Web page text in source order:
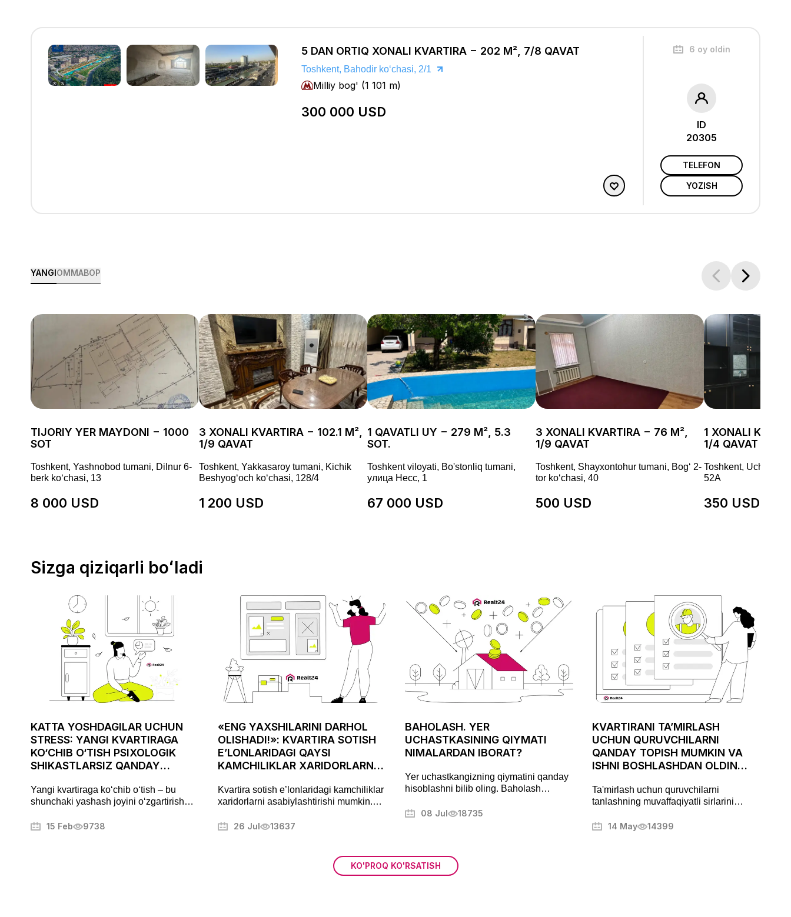
5 DAN ORTIQ XONALI KVARTIRA − 202 M², 7/8 QAVAT
Toshkent, Bahodir koʻchasi, 2/1
Milliy bog' (1 101 m)
300 000 USD
6 oy oldin
ID
20305
TELEFON
YOZISH
YANGIOMMABOP
TIJORIY YER MAYDONI − 1000
SOT
Toshkent, Yashnobod tumani, Dilnur 6-
berk koʻchasi, 13
8 000 USD
3 XONALI KVARTIRA − 102.1 M²,
1/9 QAVAT
Toshkent, Yakkasaroy tumani, Kichik
Beshyogʻoch koʻchasi, 128/4
1 200 USD
1 QAVATLI UY − 279 M², 5.3
SOT.
Toshkent viloyati, Bo'stonliq tumani,
улица Несс, 1
67 000 USD
3 XONALI KVARTIRA − 76 M²,
1/9 QAVAT
Toshkent, Shayxontohur tumani, Bog‘ 2-
tor koʻchasi, 40
500 USD
1 XONALI
1/4 QAVAT
Toshkent, Uchtepa
52А
350 USD
Sizga qiziqarli boʻladi
KATTA YOSHDAGILAR UCHUN
STRESS: YANGI KVARTIRAGA
KO‘CHIB O‘TISH PSIXOLOGIK
SHIKASTLARSIZ QANDAY
Yangi kvartiraga ko‘chib o‘tish – bu
shunchaki yashash joyini o‘zgartirish
qiladigan muhim bosqichdir. Bu jarayon
15 Feb 9738
«ENG YAXSHILARINI DARHOL
OLISHADI!»: KVARTIRA SOTISH
E’LONLARIDAGI QAYSI
KAMCHILIKLAR XARIDORLARNI
Kvartira sotish e’lonlaridagi kamchiliklar
xaridorlarni asabiylashtirishi mumkin.
muammolarni tahlil qilish va ko’chmas
26 Jul 13637
BAHOLASH. YER
UCHASTKASINING QIYMATI
NIMALARDAN IBORAT?
Yer uchastkangizning qiymatini qanday
hisoblashni bilib oling. Baholash
jihatlarga chuqur sho’ng’in. Yer bahosi
08 Jul 18735
KVARTIRANI TA’MIRLASH
UCHUN QURUVCHILARNI
QANDAY TOPISH MUMKIN VA
ISHNI BOSHLASHDAN OLDIN
KERAK
Ta'mirlash uchun quruvchilarni
tanlashning muvaffaqiyatli sirlarini
muammolardan qanday qochishni,
14 May 14399
KO'PROQ KO'RSATISH